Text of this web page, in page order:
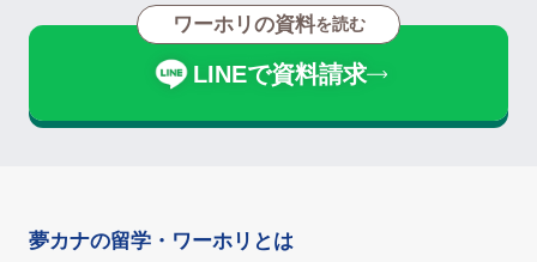
ワーホリの資料を読む
LINEで資料請求
夢カナの留学・ワーホリとは